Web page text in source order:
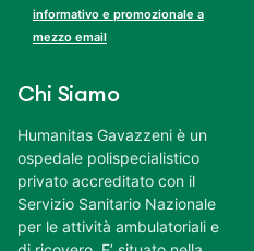
informativo e promozionale a
mezzo email
Chi Siamo
Humanitas Gavazzeni è un
ospedale polispecialistico
privato accreditato con il
Servizio Sanitario Nazionale
per le attività ambulatoriali e